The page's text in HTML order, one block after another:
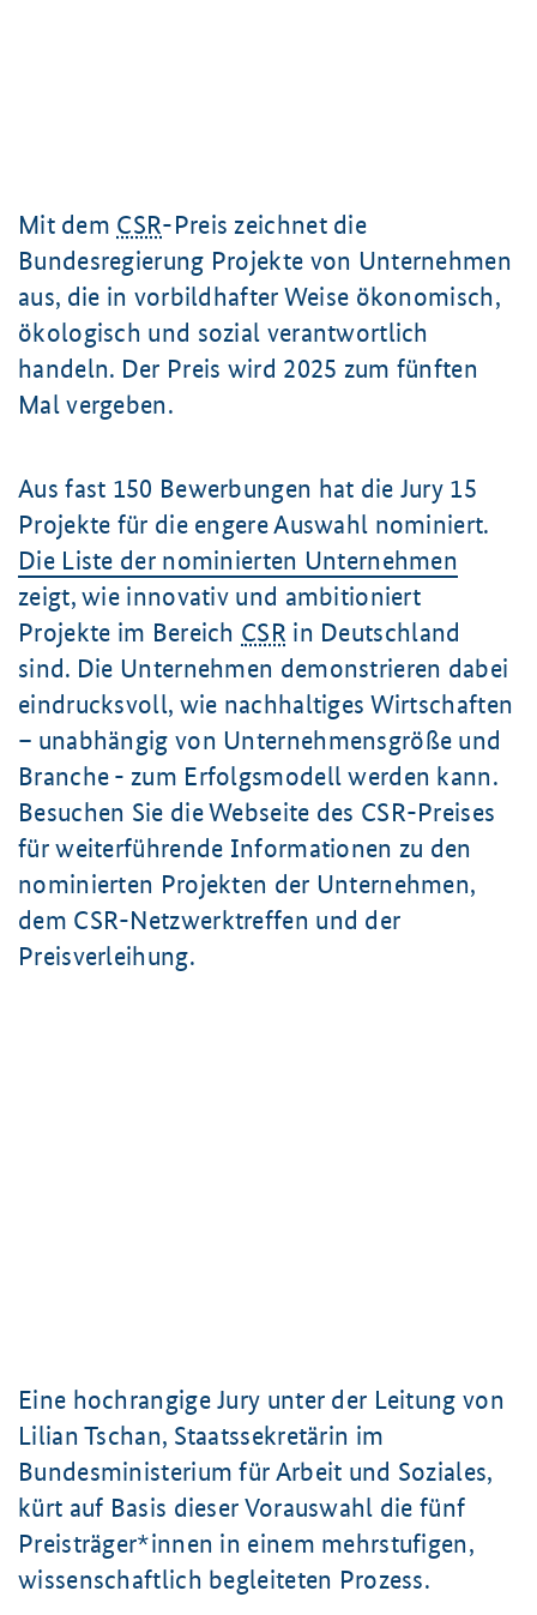
Mit dem CSR-Preis zeichnet die
Bundesregierung Projekte von Unternehmen
aus, die in vorbildhafter Weise ökonomisch,
ökologisch und sozial verantwortlich
handeln. Der Preis wird 2025 zum fünften
Mal vergeben.
Aus fast 150 Bewerbungen hat die Jury 15
Projekte für die engere Auswahl nominiert.
Die Liste der nominierten Unternehmen
zeigt, wie innovativ und ambitioniert
Projekte im Bereich CSR in Deutschland
sind. Die Unternehmen demonstrieren dabei
eindrucksvoll, wie nachhaltiges Wirtschaften
– unabhängig von Unternehmensgröße und
Branche - zum Erfolgsmodell werden kann.
Besuchen Sie die Webseite des CSR-Preises
für weiterführende Informationen zu den
nominierten Projekten der Unternehmen,
dem CSR-Netzwerktreffen und der
Preisverleihung.
Eine hochrangige Jury unter der Leitung von
Lilian Tschan, Staatssekretärin im
Bundesministerium für Arbeit und Soziales,
kürt auf Basis dieser Vorauswahl die fünf
Preisträger*innen in einem mehrstufigen,
wissenschaftlich begleiteten Prozess.